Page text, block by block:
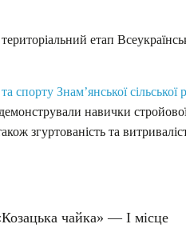
етап
спорту Знам’янської сільської
навички стройової
згуртованість та
чайка» — І місце